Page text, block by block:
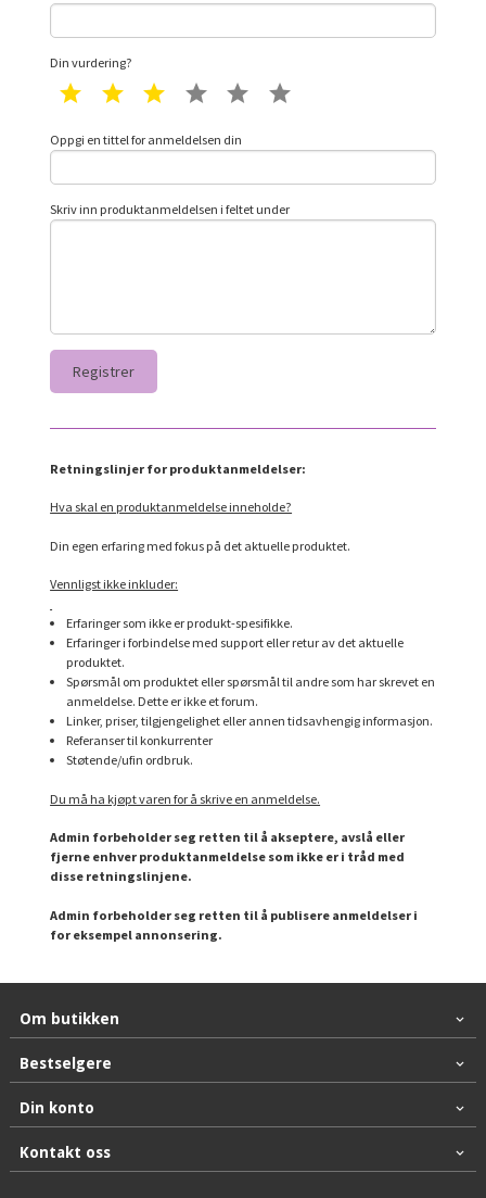
Din vurdering?
1 star 2 star 3 star 4 star 5 star
Oppgi en tittel for anmeldelsen din
Skriv inn produktanmeldelsen i feltet under
Retningslinjer for produktanmeldelser:
Hva skal en produktanmeldelse inneholde?
Din egen erfaring med fokus på det aktuelle produktet.
Vennligst ikke inkluder:
Erfaringer som ikke er produkt-spesifikke.
Erfaringer i forbindelse med support eller retur av det aktuelle
produktet.
Spørsmål om produktet eller spørsmål til andre som har skrevet en
anmeldelse. Dette er ikke et forum.
Linker, priser, tilgjengelighet eller annen tidsavhengig informasjon.
Referanser til konkurrenter
Støtende/ufin ordbruk.
Du må ha kjøpt varen for å skrive en anmeldelse.
Admin forbeholder seg retten til å akseptere, avslå eller
fjerne enhver produktanmeldelse som ikke er i tråd med
disse retningslinjene.
Admin forbeholder seg retten til å publisere anmeldelser i
for eksempel annonsering.
Om butikken
Bestselgere
Din konto
Kontakt oss